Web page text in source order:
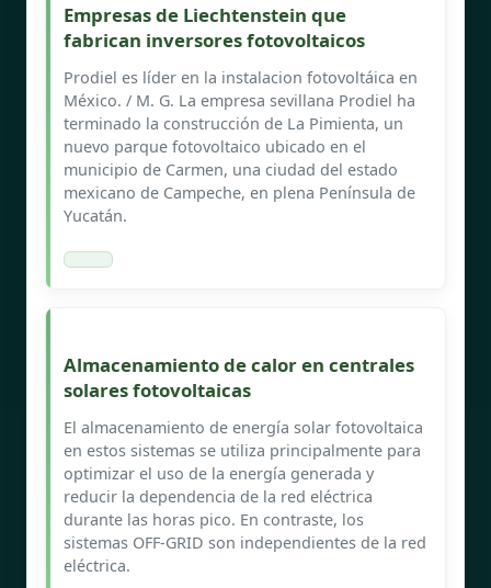
Empresas de Liechtenstein que
fabrican inversores fotovoltaicos
Prodiel es líder en la instalacion fotovoltáica en
México. / M. G. La empresa sevillana Prodiel ha
terminado la construcción de La Pimienta, un
nuevo parque fotovoltaico ubicado en el
municipio de Carmen, una ciudad del estado
mexicano de Campeche, en plena Península de
Yucatán.
Almacenamiento de calor en centrales
solares fotovoltaicas
El almacenamiento de energía solar fotovoltaica
en estos sistemas se utiliza principalmente para
optimizar el uso de la energía generada y
reducir la dependencia de la red eléctrica
durante las horas pico. En contraste, los
sistemas OFF-GRID son independientes de la red
eléctrica.